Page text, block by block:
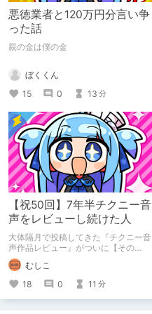
悪徳業者と120万円分言い争
った話
親の金は僕の金
ぼくくん
15
0 13 分
【祝50回】7年半チクニー音
声をレビューし続けた人
大体隔月で投稿してきた『チクニー音
声作品レビュー』がついに【その
50】を迎えました！ 約7年半チクニー
し続け、おシコり報告をしてきただけ
ですけど記念は記念。 皆様への感謝
を伝えたり、これまでの投稿を振り返
ります。
むしこ
18
0 11 分